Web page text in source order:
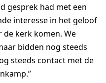
gesprek had met een
interesse in het geloof
de kerk komen. We
bidden nog steeds
steeds contact met de